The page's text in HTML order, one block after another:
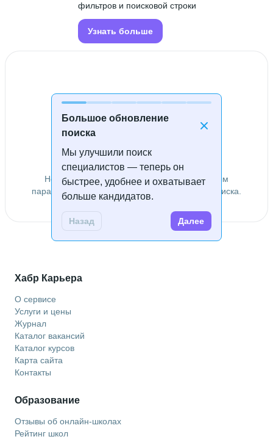
Большое обновление
поиска
Мы улучшили поиск
специалистов — теперь он
быстрее, удобнее и охватывает
больше кандидатов.
Назад Далее
фильтров и поисковой строки
Узнать больше
Специалисты не найдены
Не удалось найти специалистов по заданным
параметрам. Попробуйте изменить условия поиска.
Хабр Карьера
О сервисе
Услуги и цены
Журнал
Каталог вакансий
Каталог курсов
Карта сайта
Контакты
Образование
Отзывы об онлайн-школах
Рейтинг школ